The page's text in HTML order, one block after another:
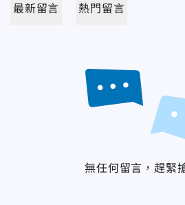
最新留言 熱門留言
無任何留言，趕緊